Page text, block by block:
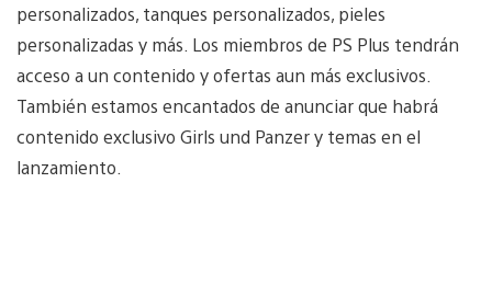
personalizados, tanques personalizados, pieles
personalizadas y más. Los miembros de PS Plus tendrán
acceso a un contenido y ofertas aun más exclusivos.
También estamos encantados de anunciar que habrá
contenido exclusivo Girls und Panzer y temas en el
lanzamiento.